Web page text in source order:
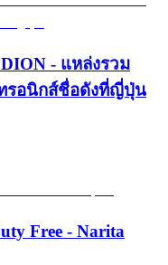
- แหล่งรวม
รอนิกส์ชื่อดังที่ญี่ปุ่น
Free - Narita